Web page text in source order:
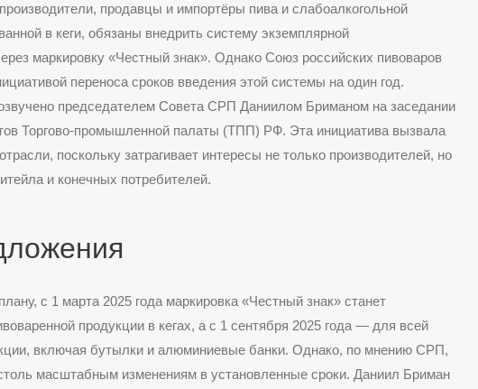
продавцы и импортёры пива и слабоалкогольной
в кеги, обязаны внедрить систему экземплярной
маркировку «Честный знак». Однако Союз российских пивоваров
переноса сроков введения этой системы на один год.
председателем Совета СРП Даниилом Бриманом на заседании
Торгово-промышленной палаты (ТПП) РФ. Эта инициатива вызвала
поскольку затрагивает интересы не только производителей, но
и конечных потребителей.
с 1 марта 2025 года маркировка «Честный знак» станет
продукции в кегах, а с 1 сентября 2025 года — для всей
включая бутылки и алюминиевые банки. Однако, по мнению СРП,
масштабным изменениям в установленные сроки. Даниил Бриман